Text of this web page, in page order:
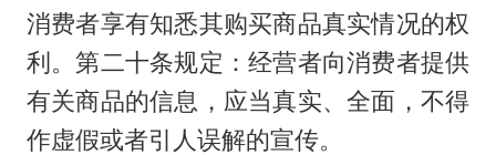
消费者享有知悉其购买商品真实情况的权
利。第二十条规定：经营者向消费者提供
有关商品的信息，应当真实、全面，不得
作虚假或者引人误解的宣传。